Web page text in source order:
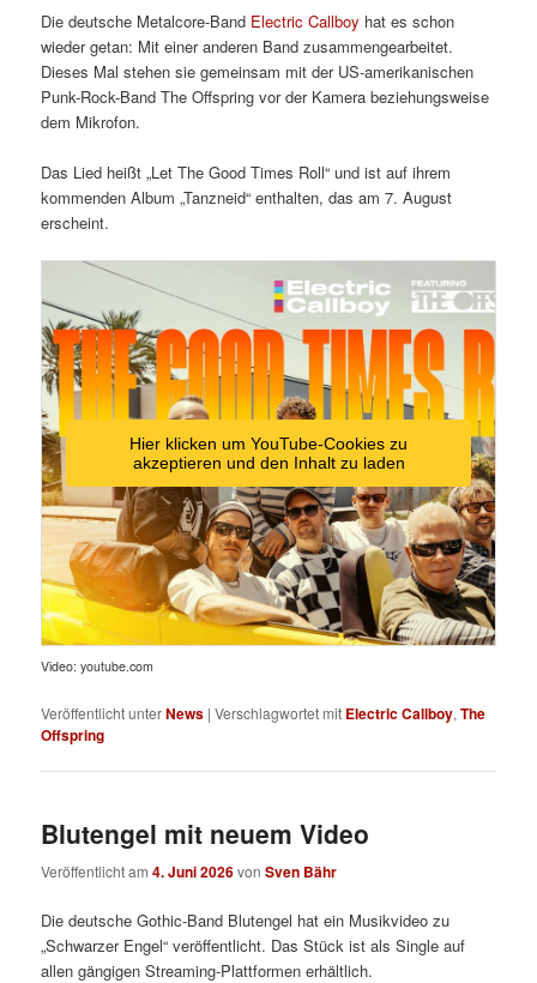
Die deutsche Metalcore-Band Electric Callboy hat es schon
wieder getan: Mit einer anderen Band zusammengearbeitet.
Dieses Mal stehen sie gemeinsam mit der US-amerikanischen
Punk-Rock-Band The Offspring vor der Kamera beziehungsweise
dem Mikrofon.
Das Lied heißt „Let The Good Times Roll“ und ist auf ihrem
kommenden Album „Tanzneid“ enthalten, das am 7. August
erscheint.
Hier klicken um YouTube-Cookies zu
akzeptieren und den Inhalt zu laden
Video: youtube.com
Veröffentlicht unterNews |Verschlagwortet mit Electric Callboy,The
Offspring
Blutengel mit neuem Video
Veröffentlicht am4. Juni 2026vonSven Bähr
Die deutsche Gothic-Band Blutengel hat ein Musikvideo zu
„Schwarzer Engel“ veröffentlicht. Das Stück ist als Single auf
allen gängigen Streaming-Plattformen erhältlich.